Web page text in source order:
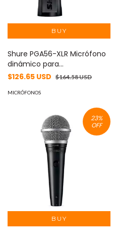
Shure PGA56-XLR Micrófono
dinámico para
Cajas/Timbales - Modelo
Percusión - Patrón Cardioide,
$126.65 USD $164.58 USD
MICRÓFONOS
23%
OFF